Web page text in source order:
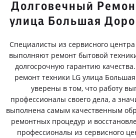
Долговечный
улица Большая
Специалисты из сервисного
выполняют ремонт бытовой
долгосрочную гарантию
ремонт техники LG улица
уверены в том, что работу
профессионалы своего дела, а
выполнена самым качественным
ремонтных процедур и
профессионалы из сервисного